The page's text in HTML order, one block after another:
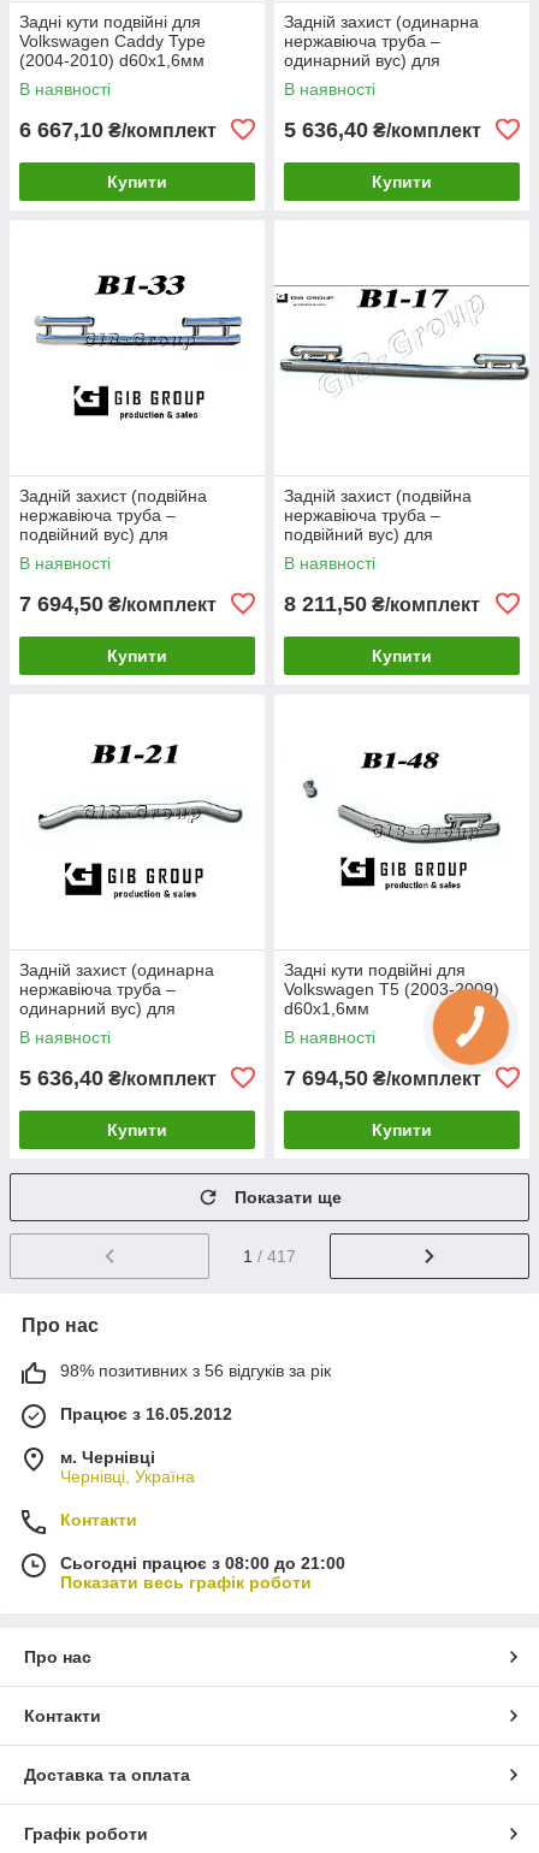
Задні кути подвійні для
Volkswagen Caddy Type
(2004-2010) d60х1,6мм
В наявності
6 667,10 ₴/комплект
Купити
Задній захист (одинарна
нержавіюча труба –
одинарний вус) для
Volkswagen Caddy Type
(2010-2015) d60х1,6мм
В наявності
5 636,40 ₴/комплект
Купити
Задній захист (подвійна
нержавіюча труба –
подвійний вус) для
Volkswagen Sharan I (1999-
2009) d60х1,6мм
В наявності
7 694,50 ₴/комплект
Купити
Задній захист (подвійна
нержавіюча труба –
подвійний вус) для
Volkswagen Sharan I (1999-
2009) d60х1,6мм
В наявності
8 211,50 ₴/комплект
Купити
Задній захист (одинарна
нержавіюча труба –
одинарний вус) для
Volkswagen T5 (2003-2009)
d60х1,6мм
В наявності
5 636,40 ₴/комплект
Купити
Задні кути подвійні для
Volkswagen T5 (2003-2009)
d60х1,6мм
В наявності
7 694,50 ₴/комплект
Купити
Показати ще
1 / 417
Про нас
98% позитивних з 56 відгуків за рік
Працює з 16.05.2012
м. Чернівці
Чернівці, Україна
Контакти
Сьогодні працює з 08:00 до 21:00
Показати весь графік роботи
Про нас
Контакти
Доставка та оплата
Графік роботи